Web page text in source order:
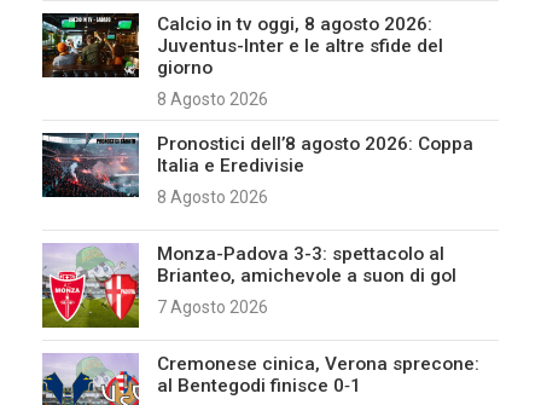
Calcio in tv oggi, 8 agosto 2026:
Juventus-Inter e le altre sfide del
giorno
8 Agosto 2026
Pronostici dell’8 agosto 2026: Coppa
Italia e Eredivisie
8 Agosto 2026
Monza-Padova 3-3: spettacolo al
Brianteo, amichevole a suon di gol
7 Agosto 2026
Cremonese cinica, Verona sprecone:
al Bentegodi finisce 0‑1